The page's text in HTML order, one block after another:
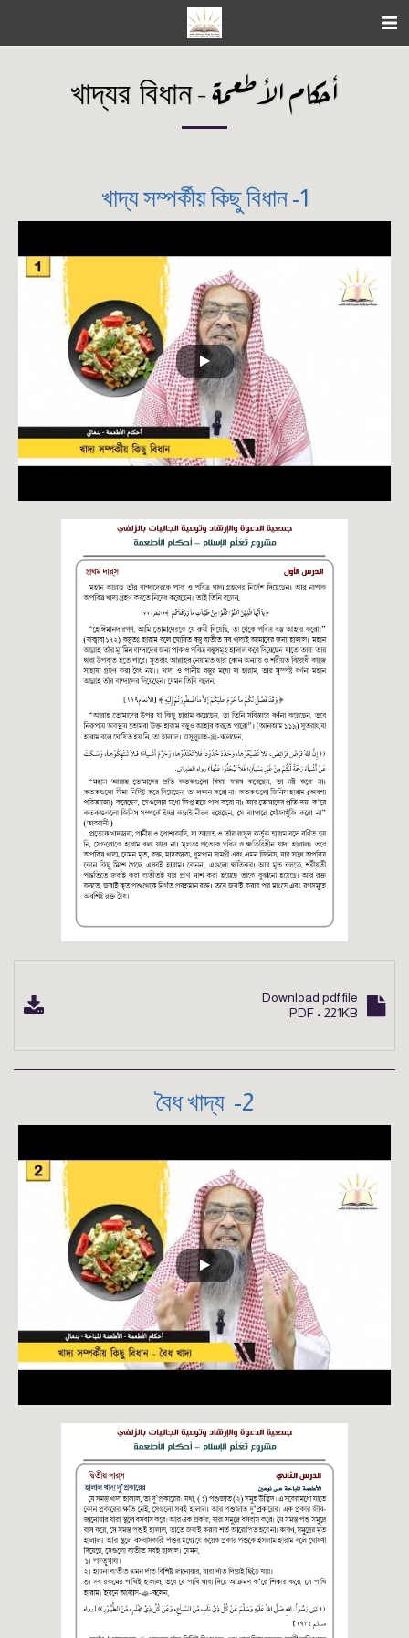
أحكام الأطعمة - খাদ্যর বিধান
1- খাদ্য সম্পর্কীয় কিছু বিধান
Download pdf file
PDF • 221KB
2- বৈধ খাদ্য